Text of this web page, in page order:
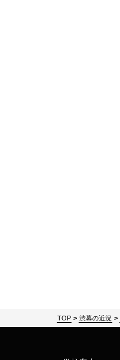
TOP > 渋幕の近況 >